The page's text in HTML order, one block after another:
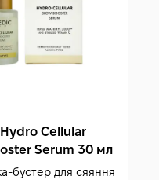
Cellular
Serum 30 мл
бустер для сяяння